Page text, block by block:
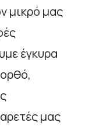
μικρό μας
έγκυρα
μας